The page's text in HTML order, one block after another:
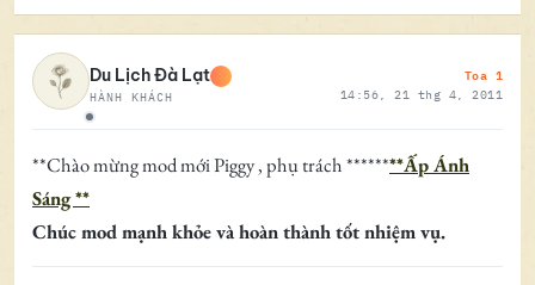
Ngoại tuyến
Du Lịch Đà Lạt
HÀNH KHÁCH
Toa 1
14:56, 21 thg 4, 2011
**Chào mừng mod mới Piggy , phụ trách ********Ấp Ánh
Sáng **
Chúc mod mạnh khỏe và hoàn thành tốt nhiệm vụ.